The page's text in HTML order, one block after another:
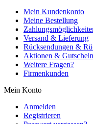
Mein Kundenkonto
Meine Bestellung
Versand & Lieferung
Rücksendungen &
Aktionen &
Weitere Fragen?
Firmenkunden
Mein Konto
Anmelden
Registrieren